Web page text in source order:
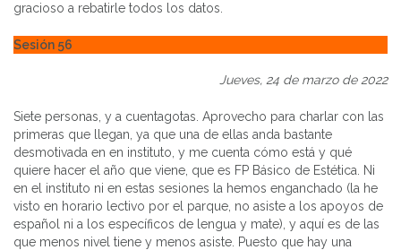
gracioso a rebatirle todos los datos.
Sesión 56
Jueves, 24 de marzo de 2022
Siete personas, y a cuentagotas. Aprovecho para charlar con las
primeras que llegan, ya que una de ellas anda bastante
desmotivada en en instituto, y me cuenta cómo está y qué
quiere hacer el año que viene, que es FP Básico de Estética. Ni
en el instituto ni en estas sesiones la hemos enganchado (la he
visto en horario lectivo por el parque, no asiste a los apoyos de
español ni a los específicos de lengua y mate), y aquí es de las
que menos nivel tiene y menos asiste. Puesto que hay una